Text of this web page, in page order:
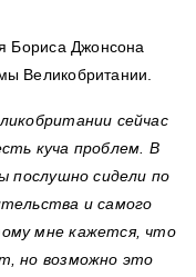
Бориса Джонсона
Великобритании.
сейчас
куча проблем. В
послушно сидели по
и самого
мне кажется, что
но возможно это